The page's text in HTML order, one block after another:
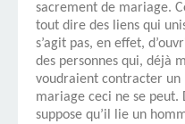
sacrement de mariage.
tout dire des liens qui
s’agit pas, en effet,
des personnes qui, déjà
voudraient contracter un
mariage ceci ne se peut.
suppose qu’il lie un